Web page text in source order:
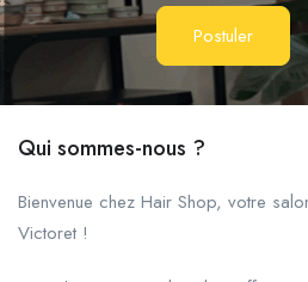
Postuler
Qui sommes-nous ?
Bienvenue chez Hair Shop, votre
Victoret !